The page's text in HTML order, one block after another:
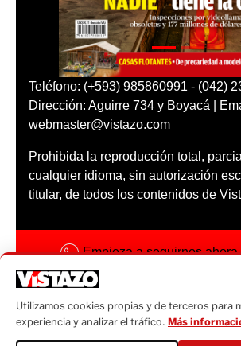
Teléfono: (+593) 985860991 - (042)
Dirección: Aguirre 734 y Boyacá |
webmaster@vistazo.com
Prohibida la reproducción total,
cualquier idioma, sin autorización
titular, de todos los contenidos de
Empieza a seguirnos ahora
Código ética
Sugerencias a:
Utilizamos cookies propias y de terceros para
experiencia y analizar el tráfico. Más